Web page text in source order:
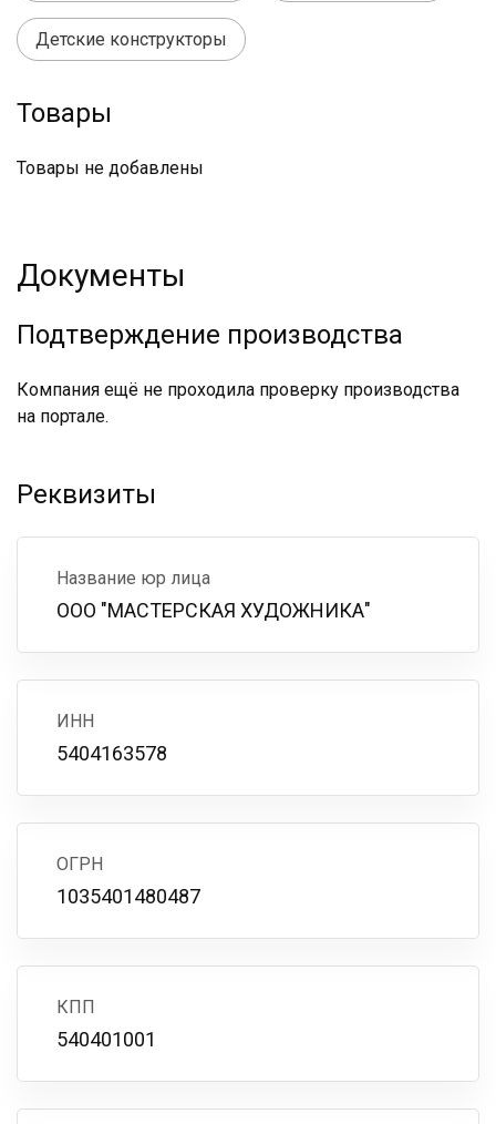
Детские конструкторы
Товары
Товары не добавлены
Документы
Подтверждение производства
Компания ещё не проходила проверку производства
на портале.
Реквизиты
Название юр лица
ООО "МАСТЕРСКАЯ ХУДОЖНИКА"
ИНН
5404163578
ОГРН
1035401480487
КПП
540401001